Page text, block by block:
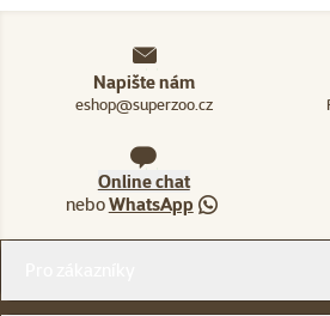
Napište nám
eshop@superzoo.cz
Online chat
neboWhatsApp